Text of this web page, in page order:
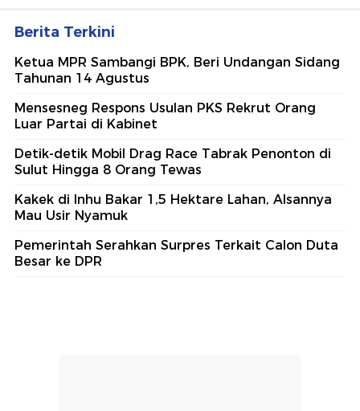
Berita Terkini
Ketua MPR Sambangi BPK, Beri Undangan Sidang
Tahunan 14 Agustus
Mensesneg Respons Usulan PKS Rekrut Orang
Luar Partai di Kabinet
Detik-detik Mobil Drag Race Tabrak Penonton di
Sulut Hingga 8 Orang Tewas
Kakek di Inhu Bakar 1,5 Hektare Lahan, Alsannya
Mau Usir Nyamuk
Pemerintah Serahkan Surpres Terkait Calon Duta
Besar ke DPR